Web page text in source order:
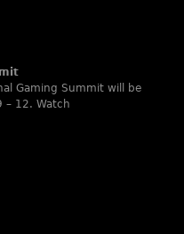
Gaming Summit will be
– 12. Watch